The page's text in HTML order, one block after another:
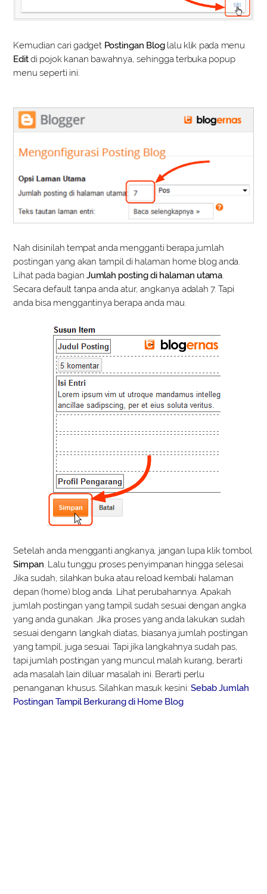
Kemudian cari gadget Postingan Bloglalu klik pada menu
Editdi pojok kanan bawahnya, sehingga terbuka popup
menu seperti ini.
Nah disinilah tempat anda mengganti berapa jumlah
postingan yang akan tampil di halaman home blog anda.
Lihat pada bagian Jumlah posting di halaman utama.
Secara default tanpa anda atur, angkanya adalah 7. Tapi
anda bisa menggantinya berapa anda mau.
Setelah anda mengganti angkanya, jangan lupa klik tombol
Simpan. Lalu tunggu proses penyimpanan hingga selesai.
Jika sudah, silahkan buka atau reload kembali halaman
depan (home) blog anda. Lihat perubahannya. Apakah
jumlah postingan yang tampil sudah sesuai dengan angka
yang anda gunakan. Jika proses yang anda lakukan sudah
sesuai dengann langkah diatas, biasanya jumlah postingan
yang tampil, juga sesuai. Tapi jika langkahnya sudah pas,
tapi jumlah postingan yang muncul malah kurang, berarti
ada masalah lain diluar masalah ini. Berarti perlu
penanganan khusus. Silahkan masuk kesini:Sebab Jumlah
Postingan Tampil Berkurang di Home Blog